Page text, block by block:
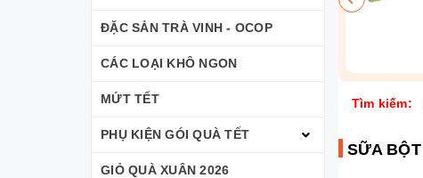
ĐẶC SẢN TRÀ VINH - OCOP
CÁC LOẠI KHÔ NGON
MỨT TẾT
PHỤ KIỆN GÓI QUÀ TẾT
GIỎ QUÀ XUÂN 2026
Tìm kiếm:
SỮA